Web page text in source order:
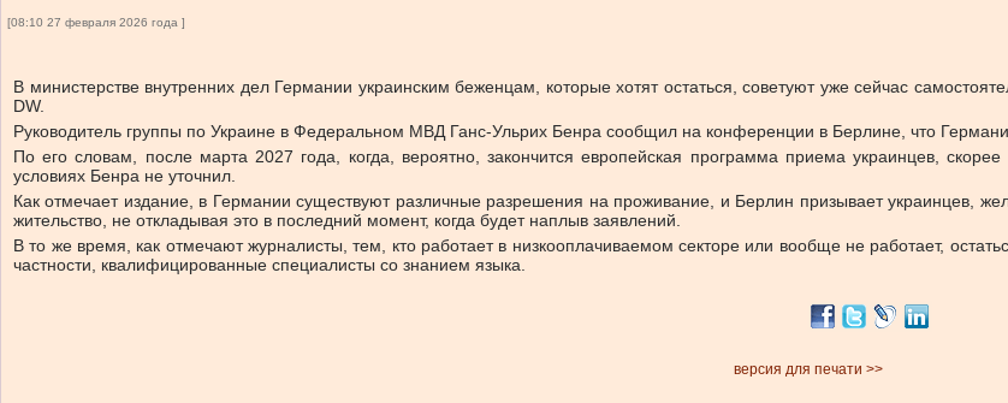
[08:10 27 февраля 2026 года ]
В министерстве внутренних дел Германии украинским беженцам, которые хотят остаться, советуют уже сейчас
DW.
Руководитель группы по Украине в Федеральном МВД Ганс-Ульрих Бенра сообщил на конференции в Берлине, что
По его словам, после марта 2027 года, когда, вероятно, закончится европейская программа приема украинцев,
условиях Бенра не уточнил.
Как отмечает издание, в Германии существуют различные разрешения на проживание, и Берлин призывает украинцев,
жительство, не откладывая это в последний момент, когда будет наплыв заявлений.
В то же время, как отмечают журналисты, тем, кто работает в низкооплачиваемом секторе или вообще не работает,
частности, квалифицированные специалисты со знанием языка.
версия для печати >>